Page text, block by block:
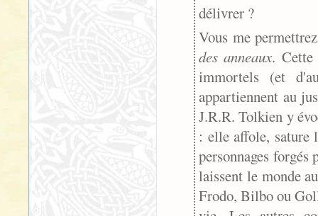
délivrer ?
Vous me
des anneaux. Cette
immortels (et
appartiennent au
J.R.R. Tolkien y
: elle affole, sature
personnages
laissent le monde
Frodo, Bilbo ou